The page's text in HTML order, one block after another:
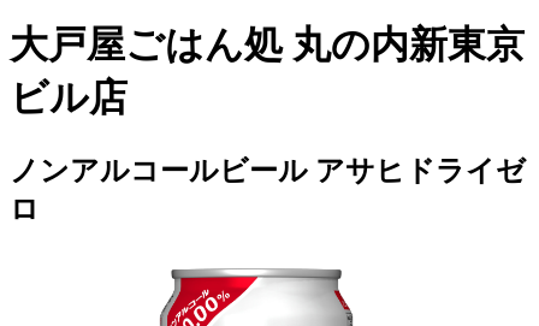
大戸屋ごはん処 丸の内新東京
ビル店
ノンアルコールビール アサヒドライゼ
ロ